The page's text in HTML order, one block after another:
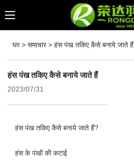
घर> समाचार> हंस पंख तकिए कैसे बनाये जाते हैं
हंस पंख तकिए कैसे बनाये जाते हैं
2023/07/31
हंस पंख तकिए कैसे बनाये जाते हैं?
हंस के पंखों की कटाई